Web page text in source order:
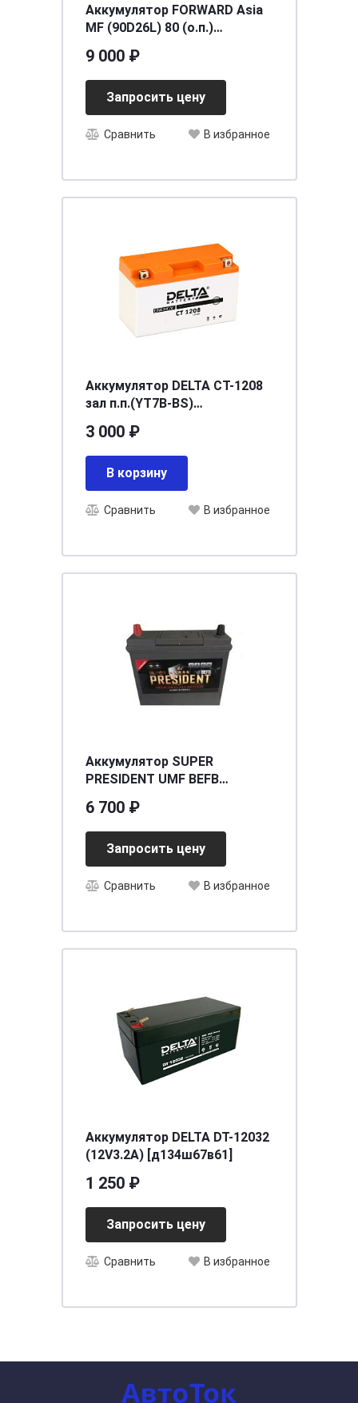
Аккумулятор FORWARD Asia
MF (90D26L) 80 (о.п.)
9 000 ₽
Запросить цену
Сравнить В избранное
Аккумулятор DELTA СТ-1208
зал п.п.(YT7B-BS)
3 000 ₽
В корзину
Сравнить В избранное
Аккумулятор SUPER
PRESIDENT UMF BEFB
[д234ш127в220/500]
6 700 ₽
Запросить цену
Сравнить В избранное
Аккумулятор DELTA DT-12032
(12V3.2A) [д134ш67в61]
1 250 ₽
Запросить цену
Сравнить В избранное